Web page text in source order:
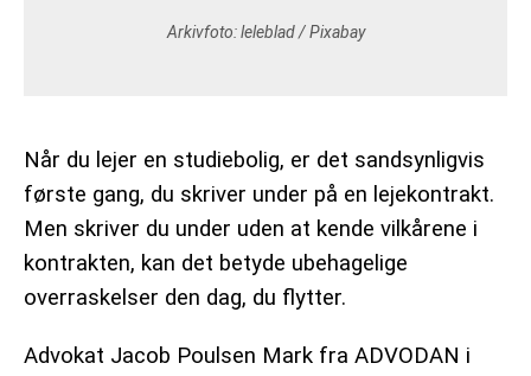
Arkivfoto:leleblad/ Pixabay
Når du lejer en studiebolig, er det sandsynligvis
første gang, du skriver under på en lejekontrakt.
Men skriver du under uden at kende vilkårene i
kontrakten, kan det betyde ubehagelige
overraskelser den dag, du flytter.
Advokat Jacob Poulsen Mark fra ADVODAN i